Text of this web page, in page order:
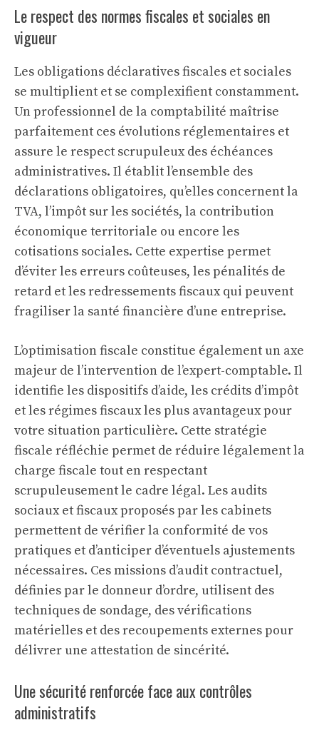
Le respect des normes fiscales et sociales en
vigueur
Les obligations déclaratives fiscales et sociales
se multiplient et se complexifient constamment.
Un professionnel de la comptabilité maîtrise
parfaitement ces évolutions réglementaires et
assure le respect scrupuleux des échéances
administratives. Il établit l’ensemble des
déclarations obligatoires, qu’elles concernent la
TVA, l’impôt sur les sociétés, la contribution
économique territoriale ou encore les
cotisations sociales. Cette expertise permet
d’éviter les erreurs coûteuses, les pénalités de
retard et les redressements fiscaux qui peuvent
fragiliser la santé financière d’une entreprise.
L’optimisation fiscale constitue également un axe
majeur de l’intervention de l’expert-comptable. Il
identifie les dispositifs d’aide, les crédits d’impôt
et les régimes fiscaux les plus avantageux pour
votre situation particulière. Cette stratégie
fiscale réfléchie permet de réduire légalement la
charge fiscale tout en respectant
scrupuleusement le cadre légal. Les audits
sociaux et fiscaux proposés par les cabinets
permettent de vérifier la conformité de vos
pratiques et d’anticiper d’éventuels ajustements
nécessaires. Ces missions d’audit contractuel,
définies par le donneur d’ordre, utilisent des
techniques de sondage, des vérifications
matérielles et des recoupements externes pour
délivrer une attestation de sincérité.
Une sécurité renforcée face aux contrôles
administratifs